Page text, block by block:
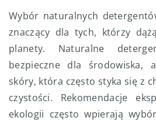
Wybór naturalnych
znaczący dla tych, którzy
planety. Naturalne
bezpieczne dla środowiska,
skóry, która często styka się z
czystości. Rekomendacje
ekologii często wpierają